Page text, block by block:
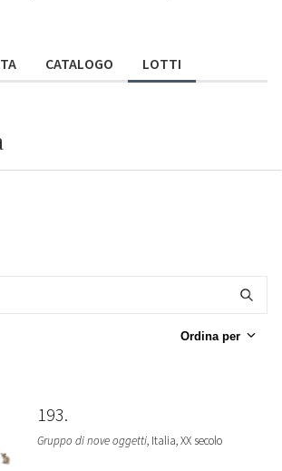
CATALOGO LOTTI
Ordina per
193
Gruppo di nove oggetti, Italia, XX secolo